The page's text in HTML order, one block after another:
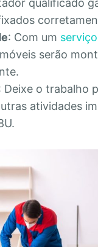
: Com um
serão
Deixe o trabalho
atividades